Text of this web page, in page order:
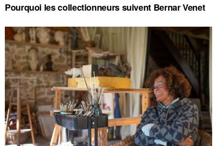
Pourquoi les collectionneurs suivent Bernar Venet